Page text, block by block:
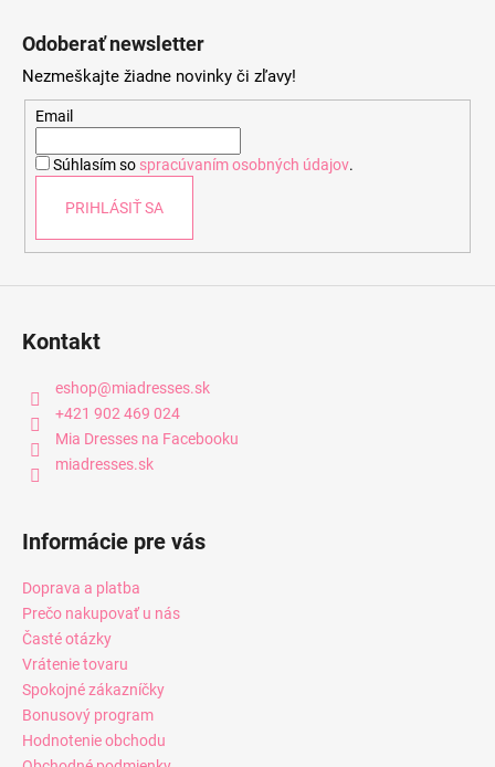
i
s
Odoberať newsletter
Nezmeškajte žiadne novinky či zľavy!
Email
Súhlasím so spracúvaním osobných údajov.
PRIHLÁSIŤ SA
Kontakt
eshop@miadresses.sk
+421 902 469 024
Mia Dresses na Facebooku
miadresses.sk
Informácie pre vás
Doprava a platba
Prečo nakupovať u nás
Časté otázky
Vrátenie tovaru
Spokojné zákazníčky
Bonusový program
Hodnotenie obchodu